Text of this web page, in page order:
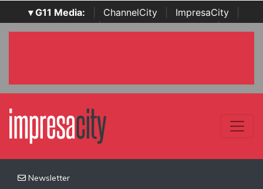
▾ G11 Media: ChannelCity ImpresaCity
SecurityOpenLab | Italian Channel Awards | Italian
Newsletter